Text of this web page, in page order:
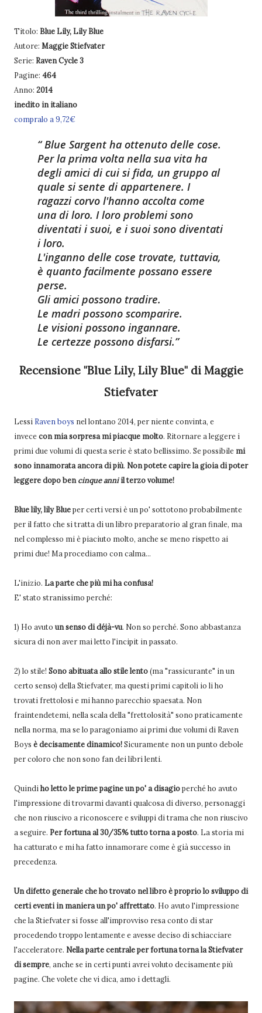
Titolo: Blue Lily, Lily Blue
Autore: Maggie Stiefvater
Serie: Raven Cycle 3
Pagine: 464
Anno: 2014
inedito in italiano
compralo a 9,72€
Blue Sargent ha ottenuto delle cose.
Per la prima volta nella sua vita ha
degli amici di cui si fida, un gruppo al
quale si sente di appartenere. I
ragazzi corvo l'hanno accolta come
una di loro. I loro problemi sono
diventati i suoi, e i suoi sono diventati
i loro.
L'inganno delle cose trovate, tuttavia,
è quanto facilmente possano essere
perse.
Gli amici possono tradire.
Le madri possono scomparire.
Le visioni possono ingannare.
Le certezze possono disfarsi.
Recensione "Blue Lily, Lily Blue" di Maggie
Stiefvater
Lessi Raven boys nel lontano 2014, per niente convinta, e
invececon mia sorpresa mi piacque molto. Ritornare a leggere i
primi due volumi di questa serie è stato bellissimo. Se possibile mi
sono innamorata ancora di più. Non potete capire la gioia di poter
leggere dopo ben cinque anniil terzo volume!
Blue lily, lily Blueper certi versi è un po' sottotono probabilmente
per il fatto che si tratta di un libro preparatorio al gran finale, ma
nel complesso mi è piaciuto molto, anche se meno rispetto ai
primi due! Ma procediamo con calma...
L'inizio. La parte che più mi ha confusa!
E' stato stranissimo perché:
1) Ho avuto un senso di déjà-vu. Non so perché. Sono abbastanza
sicura di non aver mai letto l'incipit in passato.
2) lo stile! Sono abituata allo stilelento(ma "rassicurante" in un
certo senso) della Stiefvater, ma questi primi capitoli io li ho
trovati frettolosi e mi hanno parecchio spaesata. Non
fraintendetemi, nella scala della "frettolosità" sono praticamente
nella norma, ma se lo paragoniamo ai primi due volumi di Raven
Boys è decisamente dinamico!Sicuramente non un punto debole
per coloro che non sono fan dei libri lenti.
Quindi ho letto le prime pagine un po' a disagioperché ho avuto
l'impressione di trovarmi davanti qualcosa di diverso, personaggi
che non riuscivo a riconoscere e sviluppi di trama che non riuscivo
a seguire. Per fortuna al 30/35% tutto torna a posto. La storia mi
ha catturato e mi ha fatto innamorare come è già successo in
precedenza.
Un difetto generale che ho trovato nel libro è proprio lo sviluppo di
certi eventi in maniera un po' affrettato. Ho avuto l'impressione
che la Stiefvater si fosse all'improvviso resa conto di star
procedendo troppo lentamente e avesse deciso di schiacciare
l'acceleratore. Nella parte centrale per fortuna torna la Stiefvater
di sempre, anche se in certi punti avrei voluto decisamente più
pagine. Che volete che vi dica, amo i dettagli.